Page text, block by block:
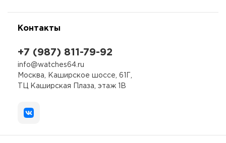
Контакты
+7 (987) 811-79-92
info@watches64.ru
Москва, Каширское шоссе, 61Г,
ТЦ Каширская Плаза, этаж 1В